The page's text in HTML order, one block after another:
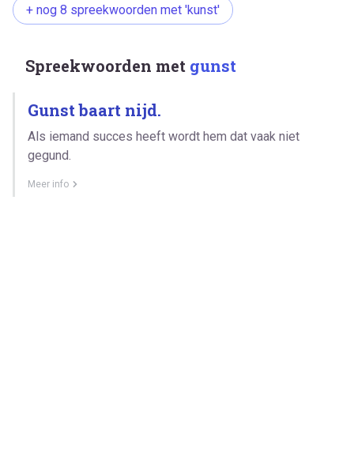
+ nog 8 spreekwoorden met 'kunst'
Spreekwoorden met gunst
Gunst baart nijd.
Als iemand succes heeft wordt hem dat vaak niet
gegund.
Meer info